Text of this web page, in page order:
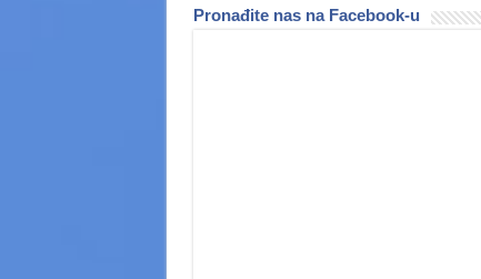
Pronađite nas na Facebook-u